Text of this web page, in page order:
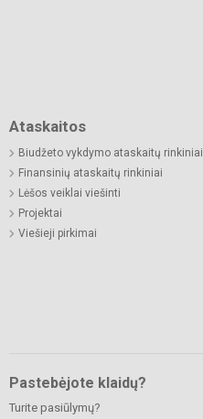
Ataskaitos
Biudžeto vykdymo ataskaitų rinkiniai
Finansinių ataskaitų rinkiniai
Lėšos veiklai viešinti
Projektai
Viešieji pirkimai
Pastebėjote klaidų?
Turite pasiūlymų?